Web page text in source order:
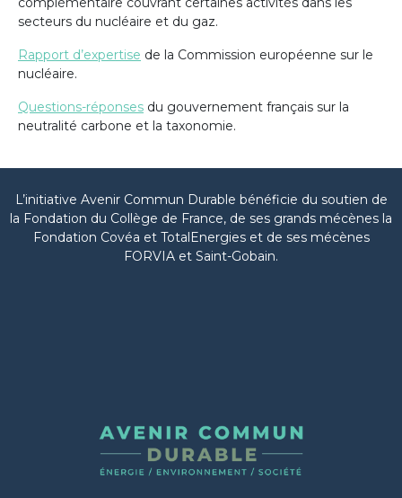
secteurs du nucléaire et du gaz.
Rapport d’expertise de la Commission européenne sur le
nucléaire.
Questions-réponses du gouvernement français sur la
neutralité carbone et la taxonomie.
L’initiative Avenir Commun Durable bénéficie du soutien de
la Fondation du Collège de France, de ses grands mécènes la
Fondation Covéa et TotalEnergies et de ses mécènes
FORVIA et Saint-Gobain.